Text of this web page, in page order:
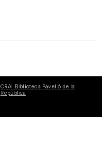
CRAI Biblioteca Pavelló de la
República